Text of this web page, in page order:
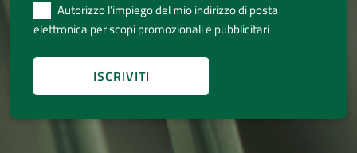
Autorizzo l’impiego del mio indirizzo di posta
elettronica per scopi promozionali e pubblicitari